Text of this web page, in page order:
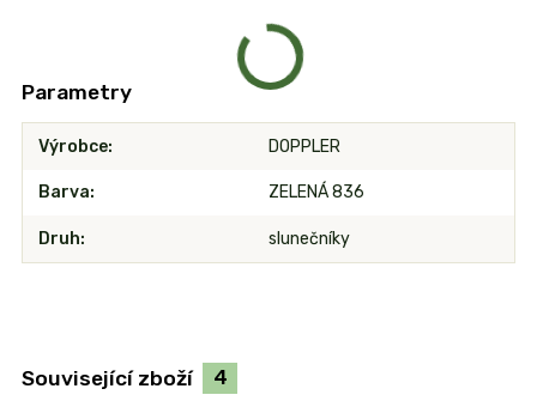
Parametry
Výrobce DOPPLER
Barva ZELENÁ 836
Druh slunečníky
Související zboží 4